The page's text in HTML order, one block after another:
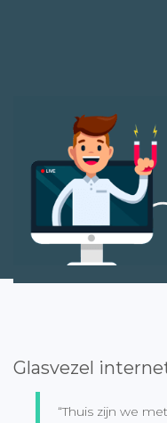
Glasvezel
“Thuis zijn we